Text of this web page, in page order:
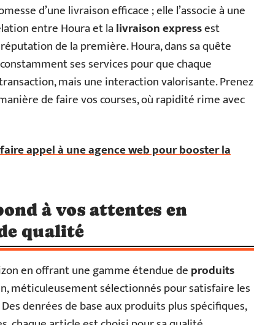
d’une livraison efficace ; elle l’associe à une
entre Houra et lalivraison expressest
de la première. Houra, dans sa quête
ses services pour que chaque
mais une interaction valorisante. Prenez
de faire vos courses, où rapidité rime avec
appel à une agence web pour booster la
à vos attentes en
qualité
en offrant une gamme étendue deproduits
méticuleusement sélectionnés pour satisfaire les
denrées de base aux produits plus spécifiques,